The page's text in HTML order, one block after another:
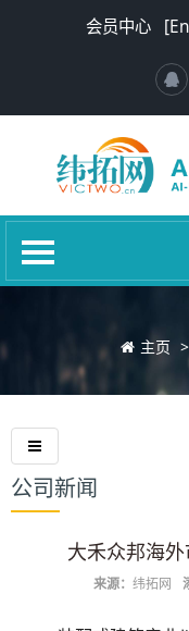
环球商机
推荐国家
商业报告
海项加速器
诚聘英才
会员中心
主页 >
公司新闻
大禾众邦海
来源： 纬拓网